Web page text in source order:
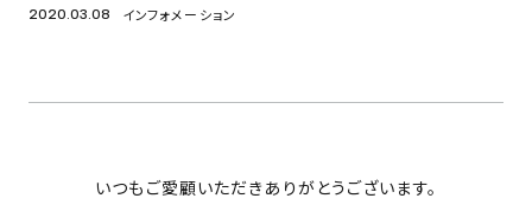
FOR BUSINESS
PROJECTS
2020.03.08 インフォメーション
いつもご愛顧いただきありがとうございます。